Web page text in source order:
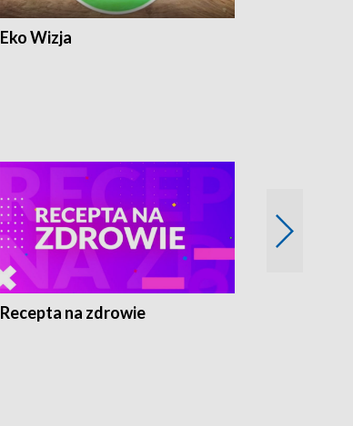
Eko Wizja
Recepta na zdrowie